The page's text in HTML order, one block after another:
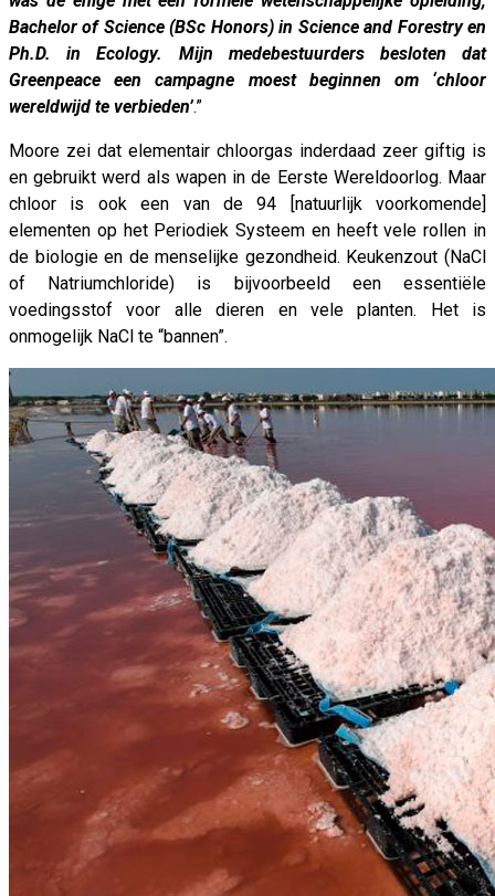
Bachelor of Science (BSc Honors) in Science and Forestry en
Ph.D. in Ecology. Mijn medebestuurders besloten dat
Greenpeace een campagne moest beginnen om ‘chloor
wereldwijd te verbieden’.”
Moore zei dat elementair chloorgas inderdaad zeer giftig is
en gebruikt werd als wapen in de Eerste Wereldoorlog. Maar
chloor is ook een van de 94 [natuurlijk voorkomende]
elementen op het Periodiek Systeem en heeft vele rollen in
de biologie en de menselijke gezondheid. Keukenzout (NaCl
of Natriumchloride) is bijvoorbeeld een essentiële
voedingsstof voor alle dieren en vele planten. Het is
onmogelijk NaCl te “bannen”.